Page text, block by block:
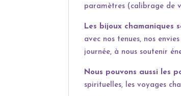
paramètres (calibrage de
Les bijoux chamaniques
avec nos tenues, nos
journée, à nous soutenir
Nous pouvons aussi les
spirituelles, les voyages